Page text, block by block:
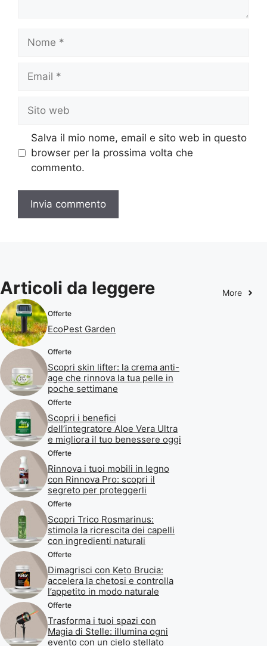
web
Salva il mio nome, email e sito web in questo
browser per la prossima volta che
commento.
Articoli da leggere More
Offerte
EcoPest Garden
Offerte
Scopri skin lifter: la crema anti-
age che rinnova la tua pelle in
poche settimane
Offerte
Scopri i benefici
dell’integratore Aloe Vera Ultra
e migliora il tuo benessere oggi
Offerte
Rinnova i tuoi mobili in legno
con Rinnova Pro: scopri il
segreto per proteggerli
Offerte
Scopri Trico Rosmarinus:
stimola la ricrescita dei capelli
con ingredienti naturali
Offerte
Dimagrisci con Keto Brucia:
accelera la chetosi e controlla
l’appetito in modo naturale
Offerte
Trasforma i tuoi spazi con
Magia di Stelle: illumina ogni
evento con un cielo stellato